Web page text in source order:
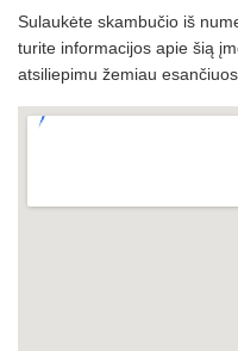
Sulaukėte skambučio iš
turite informacijos apie šią
atsiliepimu žemiau